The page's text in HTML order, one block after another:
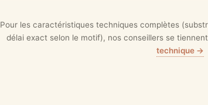
Pour les caractéristiques techniques complètes
délai exact selon le motif), nos conseillers se
technique →